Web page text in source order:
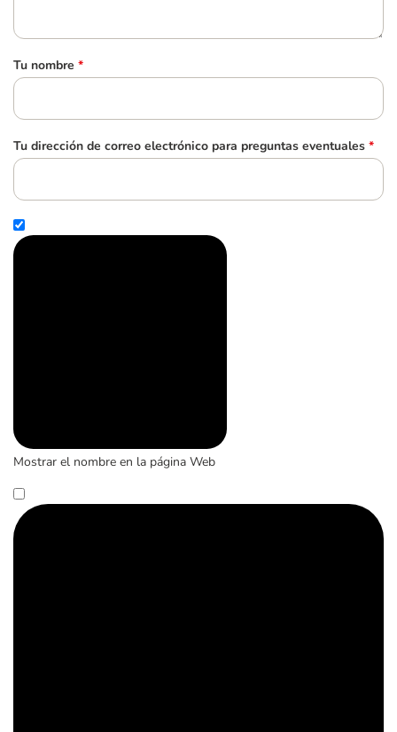
Tu nombre *
Tu dirección de correo electrónico para preguntas eventuales *
Mostrar el nombre en la página Web